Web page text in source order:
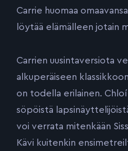
Carrie huomaa
löytää elämälleen jotain
Carrien uusintaversiota
alkuperäiseen
on todella erilainen.
söpöistä
voi verrata mitenkään
Kävi kuitenkin